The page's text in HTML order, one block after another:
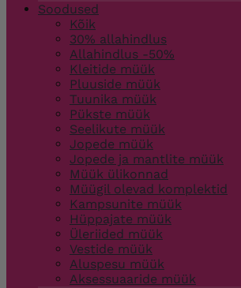
Soodused
Kõik
30% allahindlus
Allahindlus -50%
Kleitide müük
Pluuside müük
Tuunika müük
Pükste müük
Seelikute müük
Jopede müük
Jopede ja mantlite müük
Müük ülikonnad
Müügil olevad komplektid
Kampsunite müük
Hüppajate müük
Üleriided müük
Vestide müük
Aluspesu müük
Aksessuaaride müük